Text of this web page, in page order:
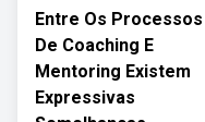
Entre Os Processos
De Coaching E
Mentoring Existem
Expressivas